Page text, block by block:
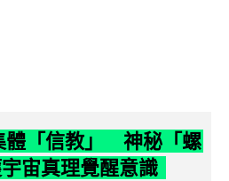
體「信教」 神秘「螺
宙真理覺醒意識